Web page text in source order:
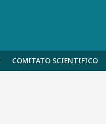
COMITATO SCIENTIFICO